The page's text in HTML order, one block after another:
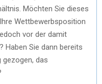
Möchten Sie dieses
Wettbewerbsposition
vor der damit
Haben Sie dann bereits
gezogen, das